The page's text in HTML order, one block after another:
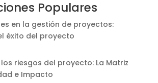
Populares
en la gestión de proyectos:
éxito del proyecto
riesgos del proyecto: La Matriz
e Impacto